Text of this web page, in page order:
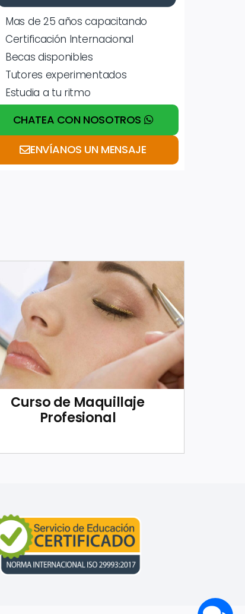
Mas de 25 años capacitando
Certificación Internacional
Becas disponibles
Tutores experimentados
Estudia a tu ritmo
CHATEA CON NOSOTROS
ENVÍANOS UN MENSAJE
Curso de Maquillaje
Profesional